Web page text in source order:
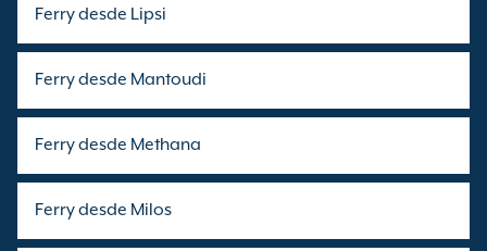
Ferry desde Lipsi
Ferry desde Mantoudi
Ferry desde Methana
Ferry desde Milos